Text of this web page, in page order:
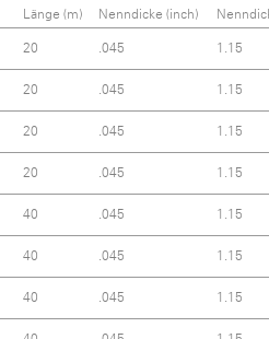
Länge (m) Nenndicke (inch)
20 .045 1.15
20 .045 1.15
20 .045 1.15
20 .045 1.15
40 .045 1.15
40 .045 1.15
40 .045 1.15